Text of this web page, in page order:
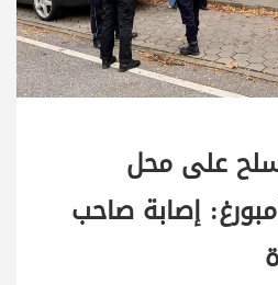
على محل
إصابة صاحب